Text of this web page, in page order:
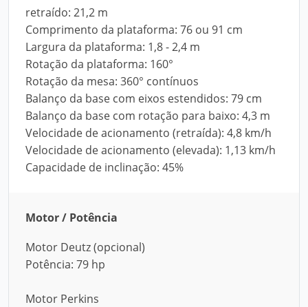
retraído: 21,2 m
Comprimento da plataforma: 76 ou 91 cm
Largura da plataforma: 1,8 - 2,4 m
Rotação da plataforma: 160°
Rotação da mesa: 360° contínuos
Balanço da base com eixos estendidos: 79 cm
Balanço da base com rotação para baixo: 4,3 m
Velocidade de acionamento (retraída): 4,8 km/h
Velocidade de acionamento (elevada): 1,13 km/h
Capacidade de inclinação: 45%
Motor / Potência
Motor Deutz (opcional)
Potência: 79 hp
Motor Perkins